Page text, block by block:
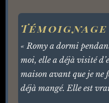
Témoignage
« Romy a dormi
moi, elle a déjà visité
maison avant que je ne
déjà mangé. Elle est